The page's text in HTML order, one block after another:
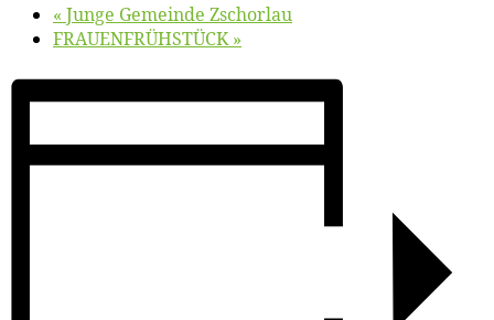
« Jun­ge Ge­mein­de Zschorlau
FRAUENFRÜHSTÜCK»